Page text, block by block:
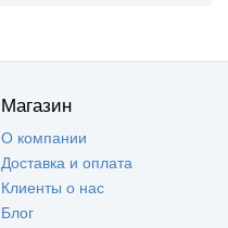
Магазин
О компании
Доставка и оплата
Клиенты о нас
Блог